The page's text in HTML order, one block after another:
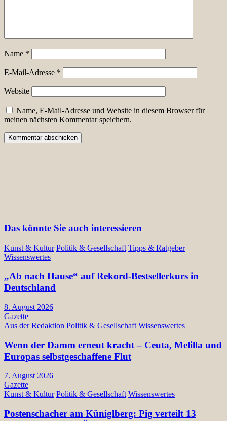
Name *
E-Mail-Adresse *
Website
Name, E-Mail-Adresse und Website in diesem Browser für
meinen nächsten Kommentar speichern.
Das könnte Sie auch interessieren
Kunst & Kultur Politik & Gesellschaft Tipps & Ratgeber
Wissenswertes
„Ab nach Hause“ auf Rekord-Bestsellerkurs in
Deutschland
8. August 2026
Gazette
Aus der Redaktion Politik & Gesellschaft Wissenswertes
Wenn der Damm erneut kracht – Ceuta, Melilla und
Europas selbstgeschaffene Flut
7. August 2026
Gazette
Kunst & Kultur Politik & Gesellschaft Wissenswertes
Postenschacher am Küniglberg: Pig verteilt 13